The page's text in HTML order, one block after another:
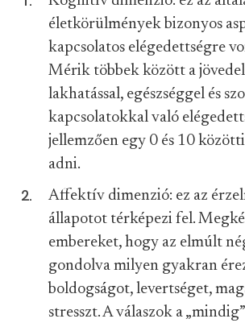
életkörülmények bizonyos
kapcsolatos elégedettségre
Mérik többek között a
lakhatással, egészséggel és
kapcsolatokkal való
jellemzően egy 0 és 10
adni.
Affektív dimenzió: ez az
állapotot térképezi fel.
embereket, hogy az elmúlt
gondolva milyen gyakran
boldogságot, levertséget,
stresszt. A válaszok a „mindig”